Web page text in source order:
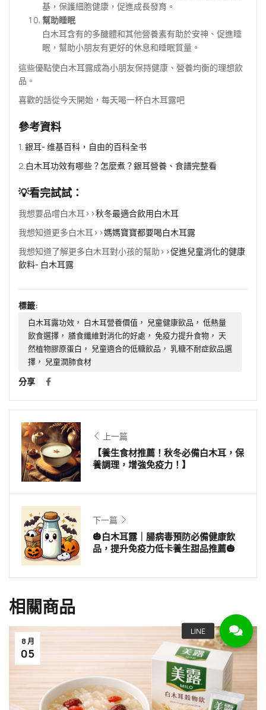
基，保護細胞健康，促進成長發育。
幫助睡眠
白木耳含有的多醣體和其他營養素有助於安神、促進睡
眠，幫助小朋友有更好的休息和睡眠質量。
這些優點使白木耳露成為小朋友保持健康、營養均衡的理想飲
品。
喜歡的話從今天開始，每天喝一杯白木耳露吧
參考資料
1. 銀耳- 维基百科，自由的百科全书
2.白木耳功效有哪些？怎麼煮？銀耳營養、食譜完整看
💡看完試試：
我想要品嚐白木耳>>秋冬最適合飲用白木耳
我想知道更多白木耳>>媽媽寶寶都要喝白木耳露
我想知道了解更多白木耳對小孩的幫助>>促進兒童消化的健康
飲料- 白木耳露
標籤:
白木耳露功效， 白木耳營養價值， 兒童健康飲品， 低熱量
飲食選擇， 膳食纖維對消化的好處， 免疫力提升食物， 天
然植物膠原蛋白， 兒童適合的低糖飲品， 乳糖不耐症飲品選
擇， 兒童潤肺食材
分享
上一篇
【養生食材推薦！秋冬必備白木耳，保
養調理，增強免疫力！】
下一篇
🎃白木耳露｜腸病毒預防必備健康飲
品，提升免疫力低卡養生甜品推薦🎃
相關商品
8 月
05